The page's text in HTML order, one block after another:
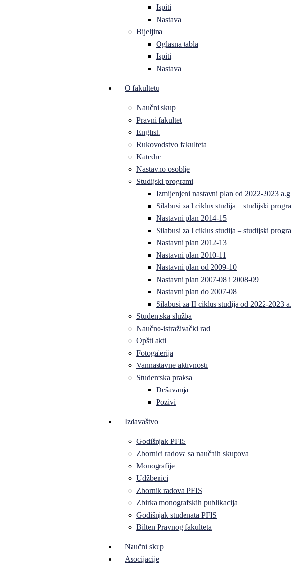
Ispiti
Nastava
Bijeljina
Oglasna tabla
Ispiti
Nastava
O fakultetu
Naučni skup
Pravni fakultet
English
Rukovodstvo fakulteta
Katedre
Nastavno osoblje
Studijski programi
Izmijenjeni nastavni plan od 2022-2023 a.g.
Silabusi za l ciklus studija – studijski
Nastavni plan 2014-15
Silabusi za l ciklus studija – studijski
Nastavni plan 2012-13
Nastavni plan 2010-11
Nastavni plan od 2009-10
Nastavni plan 2007-08 i 2008-09
Nastavni plan do 2007-08
Silabusi za II ciklus studija od 2022-2023
Studentska služba
Naučno-istraživački rad
Opšti akti
Fotogalerija
Vannastavne aktivnosti
Studentska praksa
Dešavanja
Pozivi
Izdavaštvo
Godišnjak PFIS
Zbornici radova sa naučnih skupova
Monografije
Udžbenici
Zbornik radova PFIS
Zbirka monografskih publikacija
Godišnjak studenata PFIS
Bilten Pravnog fakulteta
Naučni skup
Asocijacije